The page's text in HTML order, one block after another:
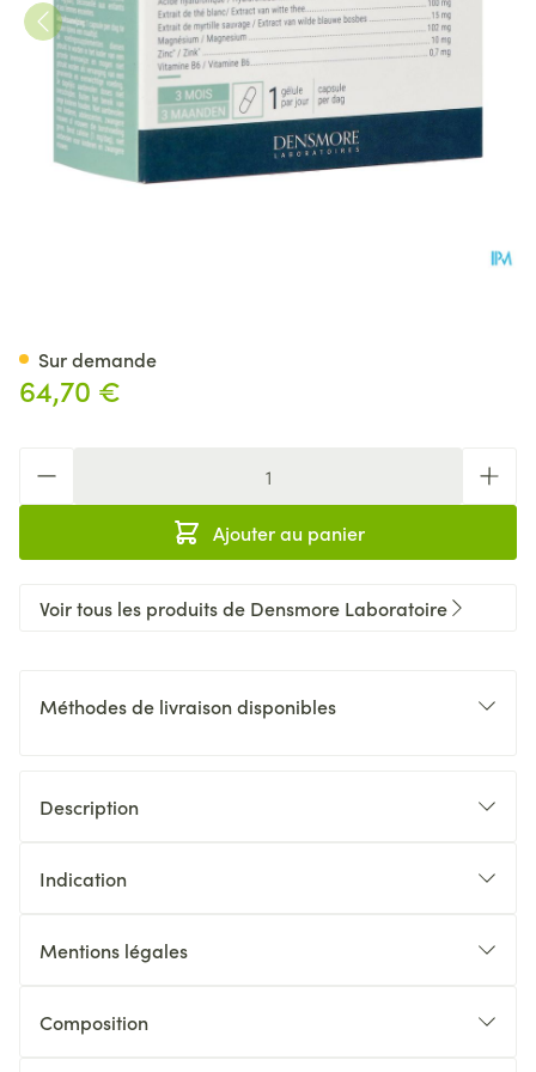
64,70 €
Ajouter au panier
Sur demande
Voir tous les produits de Densmore Laboratoire
Méthodes de livraison disponibles
Description
Indication
Mentions légales
Composition